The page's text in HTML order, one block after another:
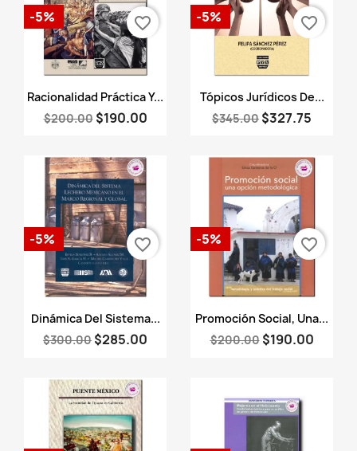
Vista rápida
Racionalidad Práctica Y...
$200.00 $190.00
-5% favorite_border
Vista rápida
Tópicos Jurídicos De...
$345.00 $327.75
-5% favorite_border
Vista rápida
Dinámica Del Sistema...
$300.00 $285.00
-5% favorite_border
Vista rápida
Promoción Social, Una...
$200.00 $190.00
-5% favorite_border